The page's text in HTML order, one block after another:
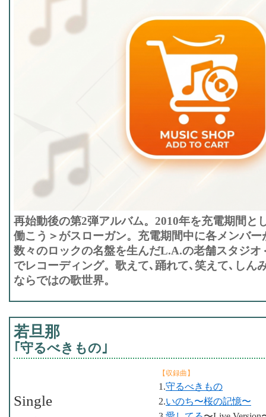
再始動後の第2弾アルバム。2010年を充電期間と
働こう＞がスローガン。充電期間中に各メンバ
数々のロックの名盤を生んだL.A.の老舗スタジオ
でレコーディング。歌えて､踊れて､笑えて､しん
ならではの歌世界。
若旦那
｢守るべきもの｣
【収録曲】
1.守るべきもの
2.いのち〜桜の記憶〜
Single